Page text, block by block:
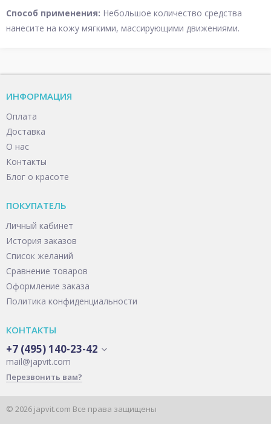
Способ применения: Небольшое количество средства
нанесите на кожу мягкими, массирующими движениями.
ИНФОРМАЦИЯ
Оплата
Доставка
О нас
Контакты
Блог о красоте
ПОКУПАТЕЛЬ
Личный кабинет
История заказов
Список желаний
Сравнение товаров
Оформление заказа
Политика конфиденциальности
КОНТАКТЫ
+7 (495) 140-23-42
mail@japvit.com
Перезвонить вам?
© 2026 japvit.com Все права защищены